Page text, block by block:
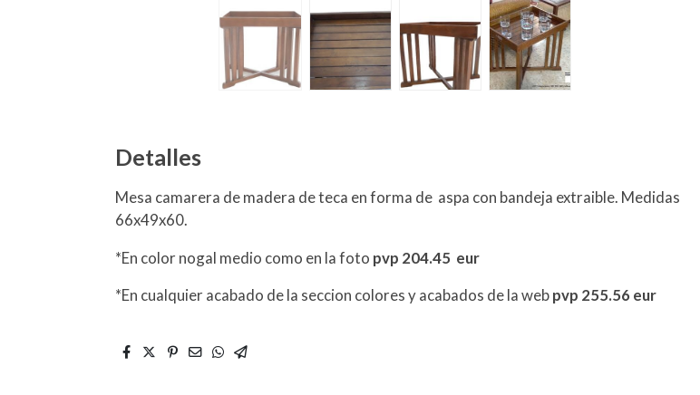
Detalles
Mesa camarera de madera de teca en forma de aspa con bandeja extraible. Medidas
66x49x60.
*En color nogal medio como en la foto pvp 204.45 eur
*En cualquier acabado de la seccion colores y acabados de la webpvp 255.56 eur